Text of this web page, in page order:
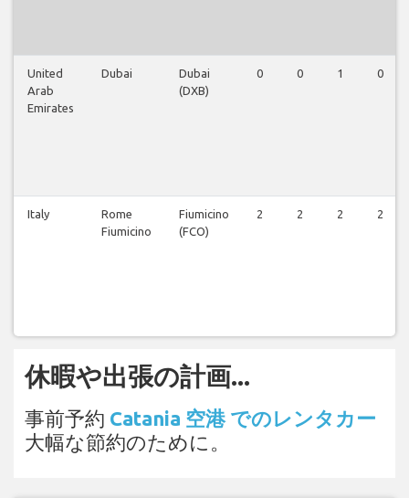
United
Arab
Emirates
Dubai
Dubai
(DXB)
0 0 1 0
Italy
Rome
Fiumicino
Fiumicino
(FCO)
2 2 2 2
休暇や出張の計画...
事前予約 Catania 空港 でのレンタカー
大幅な節約のために。